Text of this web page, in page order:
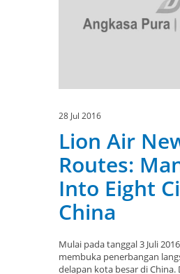
28 Jul 2016
Lion Air
Routes:
Into Eight
China
Mulai pada tanggal 3 Juli
membuka penerbangan
delapan kota besar di China.